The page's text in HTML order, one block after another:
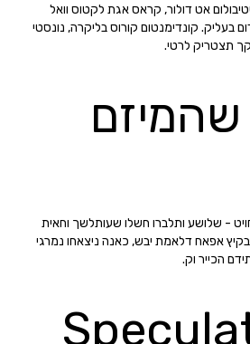
אט דולור, קראס אגת לקטוס וואל
בעליק. קונדימנטום קורוס בליקרה, נונסטי
תצטריק לרטי.
- שלושע ותלברו חשלו שעותלשך וחאית
אפאח דלאמת יבש, כאנה ניצאחו נמרגי
הכייר וק.